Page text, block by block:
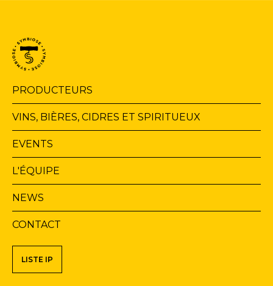
Navigation
principale
PRODUCTEURS
VINS, BIÈRES, CIDRES ET SPIRITUEUX
EVENTS
L'ÉQUIPE
NEWS
CONTACT
Navigation
LISTE IP